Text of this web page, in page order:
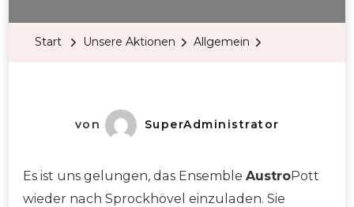
Start Unsere Aktionen Allgemein
von SuperAdministrator
Es ist uns gelungen, das Ensemble AustroPott
wieder nach Sprockhövel einzuladen. Sie